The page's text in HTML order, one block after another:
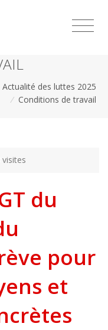
Actualité des luttes 2025
/ Conditions de travail
visites
du
pour
et